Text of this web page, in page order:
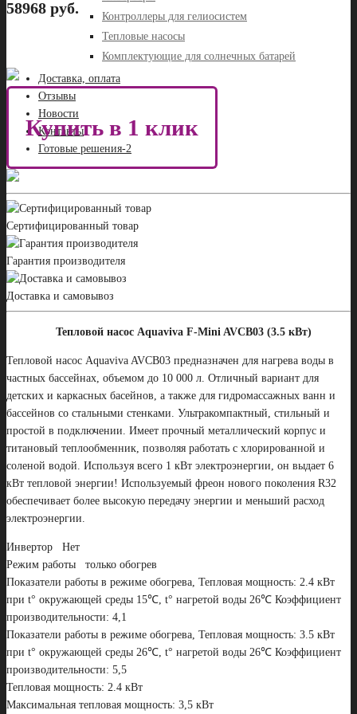
Контроллеры для гелиосистем
Тепловые насосы
Комплектующие для солнечных батарей
Доставка, оплата
Отзывы
Новости
Контакты
Готовые решения-2
58968 руб.
Купить в 1 клик
Сертифицированный товар
Гарантия производителя
Доставка и самовывоз
Тепловой насос Aquaviva F-Mini AVCB03 (3.5 кВт)
Тепловой насос Aquaviva AVCB03 предназначен для нагрева воды в
частных бассейнах, объемом до 10 000 л. Отличный вариант для
детских и каркасных басейнов, а также для гидромассажных ванн и
бассейнов со стальными стенками. Ультракомпактный, стильный и
простой в подключении. Имеет прочный металлический корпус и
титановый теплообменник, позволяя работать с хлорированной и
соленой водой. Используя всего 1 кВт электроэнергии, он выдает 6
кВт тепловой энергии! Используемый фреон нового поколения R32
обеспечивает более высокую передачу энергии и меньший расход
электроэнергии.
Инвертор Нет
Режим работы только обогрев
Показатели работы в режиме обогрева, Тепловая мощность: 2.4 кВт
при t° окружающей среды 15℃, t° нагретой воды 26℃ Коэффициент
производительности: 4,1
Показатели работы в режиме обогрева, Тепловая мощность: 3.5 кВт
при t° окружающей среды 26℃, t° нагретой воды 26℃ Коэффициент
производительности: 5,5
Тепловая мощность: 2.4 кВт
Максимальная тепловая мощность: 3,5 кВт